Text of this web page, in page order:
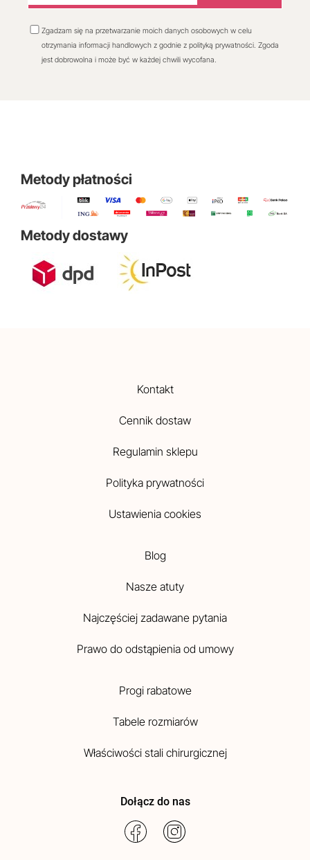
Zgadzam się na przetwarzanie moich danych osobowych w celu
otrzymania informacji handlowych z godnie z polityką prywatności. Zgoda
jest dobrowolna i może być w każdej chwili wycofana.
Metody płatności
Metody dostawy
Kontakt
Cennik dostaw
Regulamin sklepu
Polityka prywatności
Ustawienia cookies
Blog
Nasze atuty
Najczęściej zadawane pytania
Prawo do odstąpienia od umowy
Progi rabatowe
Tabele rozmiarów
Właściwości stali chirurgicznej
Dołącz do nas